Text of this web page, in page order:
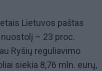
Lietuvos paštas
– 23 proc.
Ryšių reguliavimo
siekia 8,76 mln. eurų,